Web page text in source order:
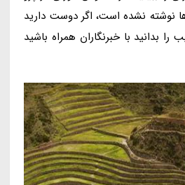
نوشته نشده است، اگر دوست دارید
بدانید با خبرنگاران همراه باشید